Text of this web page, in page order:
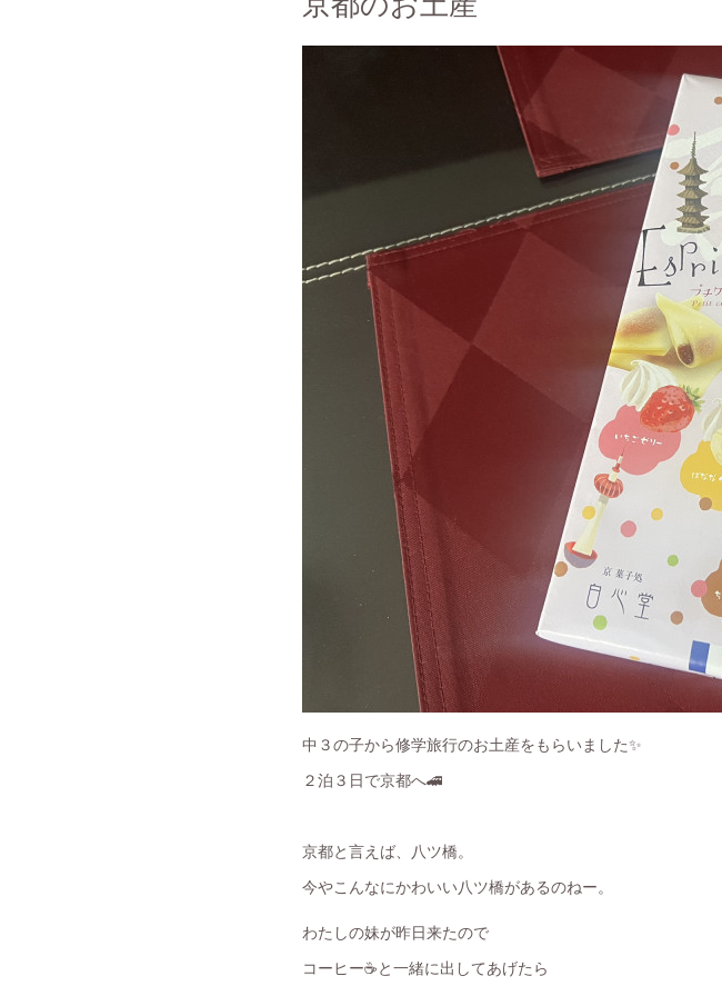
中３の子から修学旅行のお土産をもらいました✨
２泊３日で京都へ🚄
京都と言えば、八ツ橋。
今やこんなにかわいい八ツ橋があるのねー。
わたしの妹が昨日来たので
コーヒー☕️と一緒に出してあげたら